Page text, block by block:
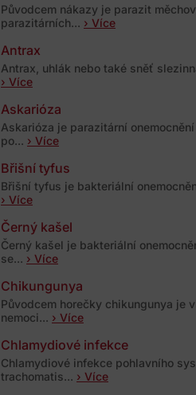
Původcem nákazy je parazit
parazitárních... › Více
Antrax
Antrax, uhlák nebo také sněť
› Více
Askarióza
Askarióza je parazitární
po... › Více
Břišní tyfus
Břišní tyfus je bakteriální
› Více
Černý kašel
Černý kašel je bakteriální
se... › Více
Chikungunya
Původcem horečky chikungunya je
nemoci... › Více
Chlamydiové infekce
Chlamydiové infekce pohlavního
trachomatis... › Více